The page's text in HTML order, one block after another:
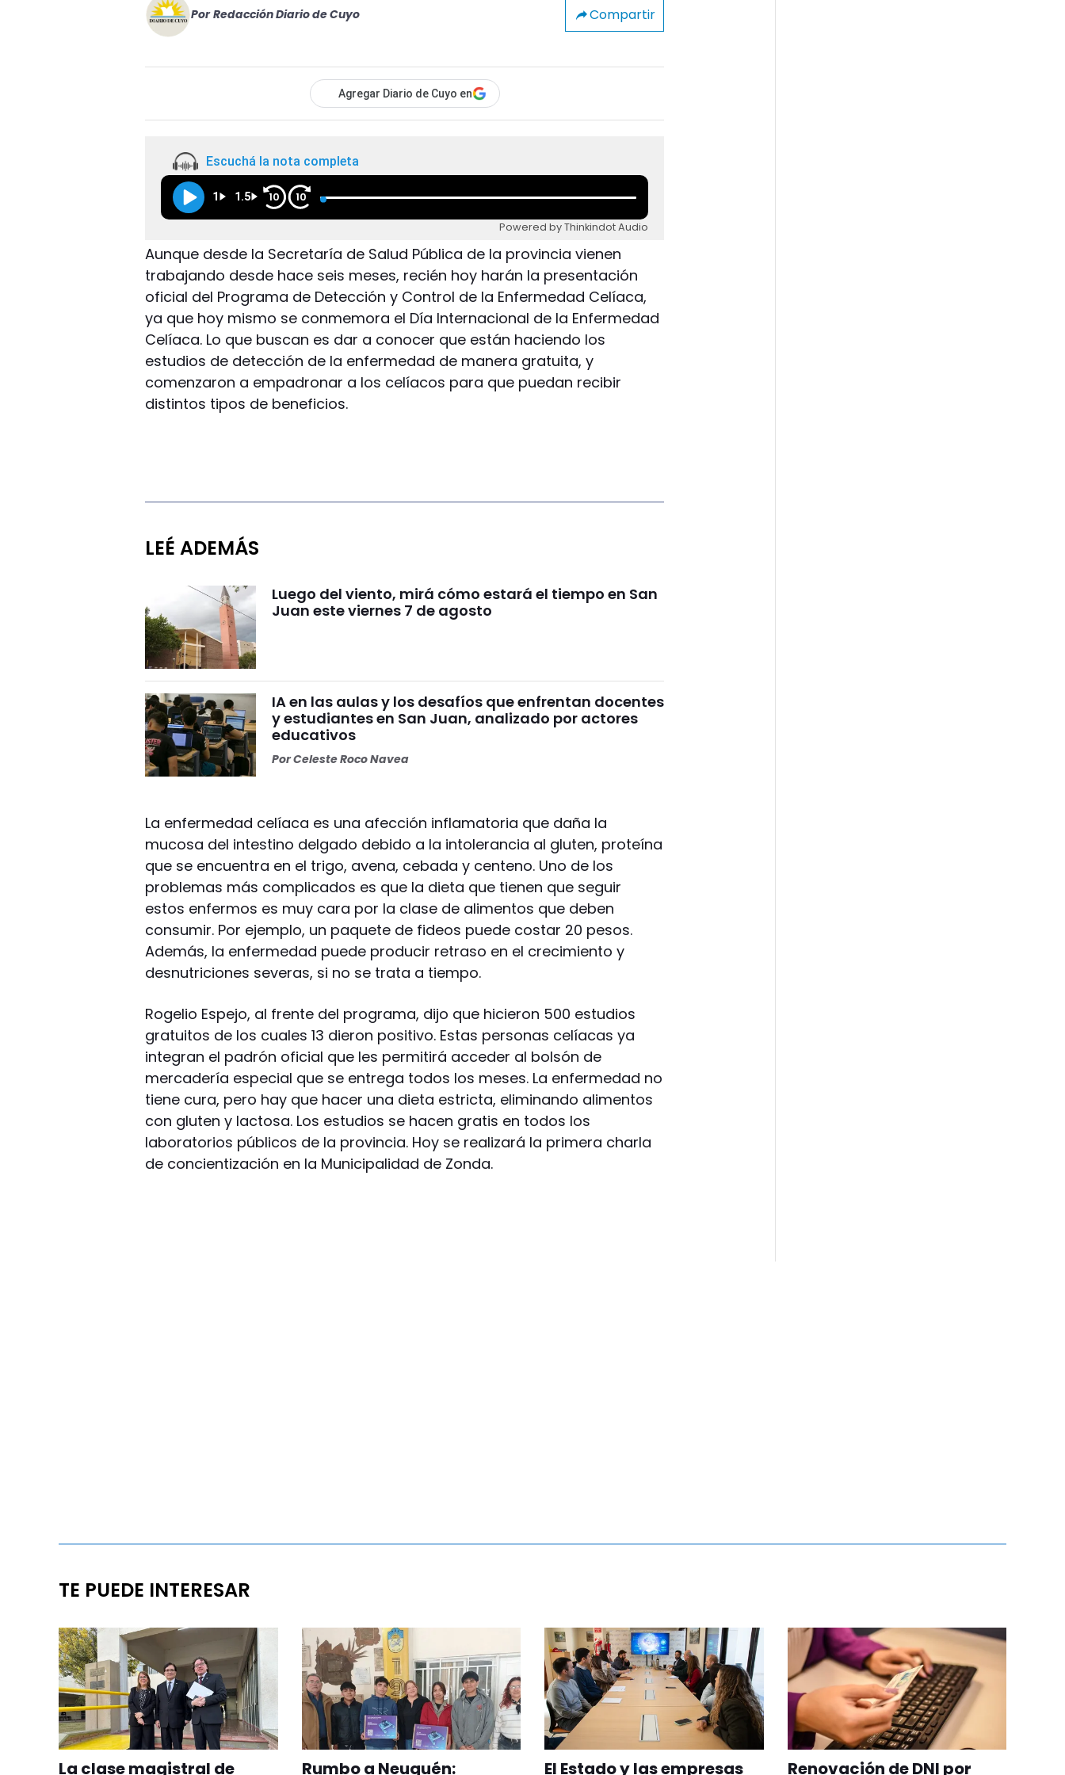
Por Redacción Diario de Cuyo Compartir
Agregar Diario de Cuyo en
Escuchá la nota completa
1 1.5 10 10
Powered by Thinkindot Audio
Aunque desde la Secretaría de Salud Pública de la provincia vienen
trabajando desde hace seis meses, recién hoy harán la presentación
oficial del Programa de Detección y Control de la Enfermedad Celíaca,
ya que hoy mismo se conmemora el Día Internacional de la Enfermedad
Celíaca. Lo que buscan es dar a conocer que están haciendo los
estudios de detección de la enfermedad de manera gratuita, y
comenzaron a empadronar a los celíacos para que puedan recibir
distintos tipos de beneficios.
LEÉ ADEMÁS
Luego del viento, mirá cómo estará el tiempo en San
Juan este viernes 7 de agosto
IA en las aulas y los desafíos que enfrentan docentes
y estudiantes en San Juan, analizado por actores
educativos
PorCeleste Roco Navea
La enfermedad celíaca es una afección inflamatoria que daña la
mucosa del intestino delgado debido a la intolerancia al gluten, proteína
que se encuentra en el trigo, avena, cebada y centeno. Uno de los
problemas más complicados es que la dieta que tienen que seguir
estos enfermos es muy cara por la clase de alimentos que deben
consumir. Por ejemplo, un paquete de fideos puede costar 20 pesos.
Además, la enfermedad puede producir retraso en el crecimiento y
desnutriciones severas, si no se trata a tiempo.
Rogelio Espejo, al frente del programa, dijo que hicieron 500 estudios
gratuitos de los cuales 13 dieron positivo. Estas personas celíacas ya
integran el padrón oficial que les permitirá acceder al bolsón de
mercadería especial que se entrega todos los meses. La enfermedad no
tiene cura, pero hay que hacer una dieta estricta, eliminando alimentos
con gluten y lactosa. Los estudios se hacen gratis en todos los
laboratorios públicos de la provincia. Hoy se realizará la primera charla
de concientización en la Municipalidad de Zonda.
TE PUEDE INTERESAR
La clase magistral de Rumbo a Neuquén: El Estado y las empresas Renovación de DNI por